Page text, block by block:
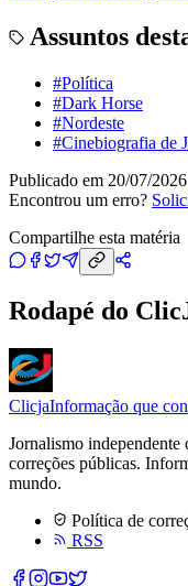
Assuntos
#Política
#Dark Horse
#Nordeste
#Cinebiografia de
Publicado em 20/07/2026
Encontrou um erro?
Compartilhe esta matéria
Rodapé do
ClicjaInformação que
Jornalismo independente
correções públicas.
mundo.
Política de
RSS